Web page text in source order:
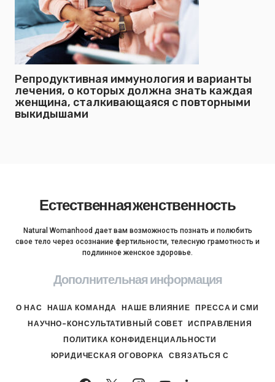
Репродуктивная иммунология и варианты
лечения, о которых должна знать каждая
женщина, сталкивающаяся с повторными
выкидышами
Естественная женственность
Natural Womanhood дает вам возможность познать и полюбить
свое тело через осознание фертильности, телесную грамотность и
подлинное женское здоровье.
Дополнительная информация
О НАС НАША КОМАНДА НАШЕ ВЛИЯНИЕ
ПРЕССА И СМИ
НАУЧНО-КОНСУЛЬТАТИВНЫЙ СОВЕТ ИСПРАВЛЕНИЯ
ПОЛИТИКА КОНФИДЕНЦИАЛЬНОСТИ
ЮРИДИЧЕСКАЯ ОГОВОРКА
СВЯЗАТЬСЯ С